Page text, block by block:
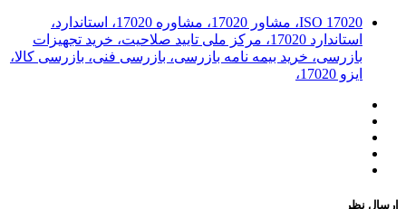
ISO 17020، مشاور 17020، مشاوره 17020، استاندارد،
استاندارد 17020، مرکز ملی تایید صلاحیت، خرید تجهیزات
بازرسی، خرید بیمه نامه بازرسی، بازرسی فنی، بازرسی کالا،
ایزو 17020،
ارسال نظر